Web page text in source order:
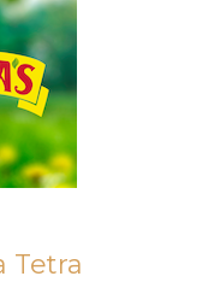
Tetra